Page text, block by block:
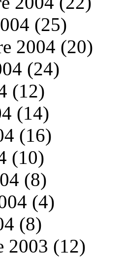
(25)
2004 (20)
(24)
(12)
(14)
(16)
(10)
(8)
(4)
(8)
2003 (12)